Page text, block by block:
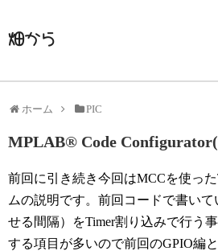
畑から
ホーム PIC
MPLAB® Code
前回に引き続き今回はMCCを使っ
ムの説明です。前回コードで書い
せる間隔）をTimer割り込みで行う
する項目が多いので前回のGPIO編